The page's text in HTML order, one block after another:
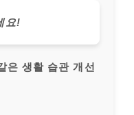
요!
은 생활 습관 개선